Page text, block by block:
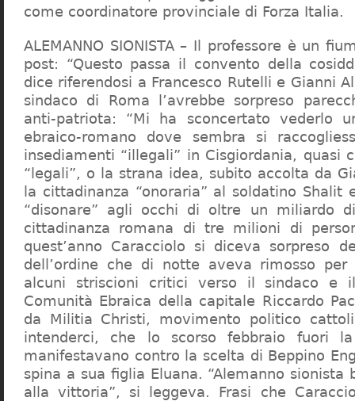
come coordinatore provinciale di Forza Italia.
ALEMANNO SIONISTA – Il professore è un
post: “Questo passa il convento della
dice riferendosi a Francesco Rutelli e Gianni
sindaco di Roma l’avrebbe sorpreso
anti-patriota: “Mi ha sconcertato vederlo
ebraico-romano dove sembra si
insediamenti “illegali” in Cisgiordania, quasi
“legali”, o la strana idea, subito accolta da
la cittadinanza “onoraria” al soldatino Shalit
“disonare” agli occhi di oltre un miliardo
cittadinanza romana di tre milioni di
quest’anno Caracciolo si diceva sorpreso
dell’ordine che di notte aveva rimosso
alcuni striscioni critici verso il sindaco e
Comunità Ebraica della capitale Riccardo
da Militia Christi, movimento politico
intenderci, che lo scorso febbraio fuori
manifestavano contro la scelta di Beppino
spina a sua figlia Eluana. “Alemanno sionista
alla vittoria”, si leggeva. Frasi che